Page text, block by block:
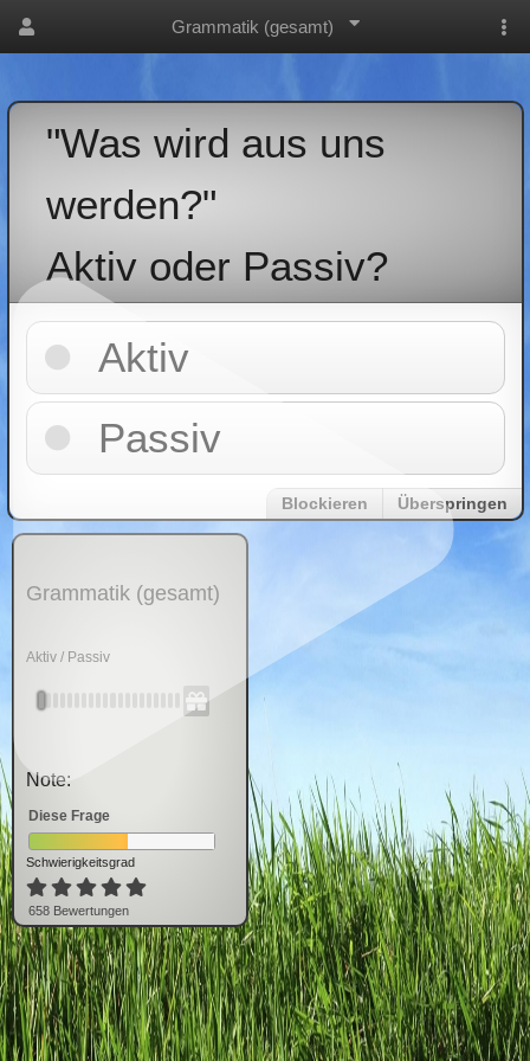
Grammatik (gesamt)
"Was wird aus uns
werden?"
Aktiv oder Passiv?
Aktiv
Passiv
Blockieren Überspringen
Grammatik (gesamt)
Aktiv / Passiv
Note:
Diese Frage
Schwierigkeitsgrad
658 Bewertungen